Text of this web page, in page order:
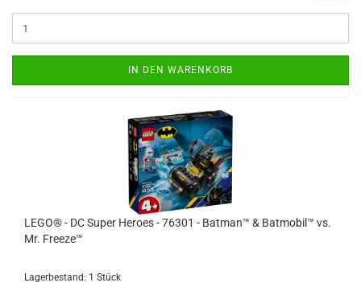
IN DEN WARENKORB
LEGO® - DC Super Heroes - 76301 - Batman™ & Batmobil™ vs.
Mr. Freeze™
Lagerbestand: 1 Stück